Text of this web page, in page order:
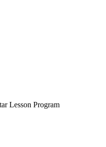
Lesson Program